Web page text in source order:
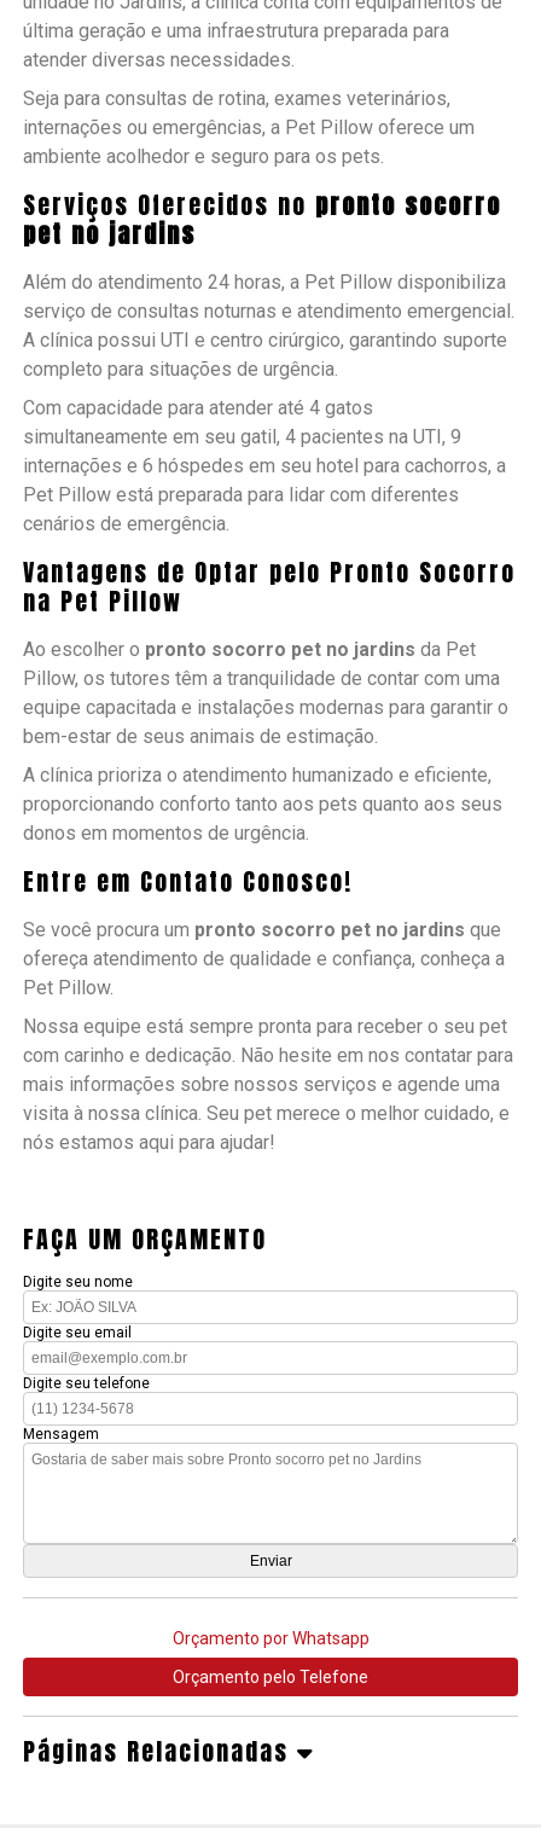
última geração e uma infraestrutura preparada para
atender diversas necessidades.
Seja para consultas de rotina, exames veterinários,
internações ou emergências, a Pet Pillow oferece um
ambiente acolhedor e seguro para os pets.
Serviços Oferecidos no pronto socorro
pet no jardins
Além do atendimento 24 horas, a Pet Pillow disponibiliza
serviço de consultas noturnas e atendimento emergencial.
A clínica possui UTI e centro cirúrgico, garantindo suporte
completo para situações de urgência.
Com capacidade para atender até 4 gatos
simultaneamente em seu gatil, 4 pacientes na UTI, 9
internações e 6 hóspedes em seu hotel para cachorros, a
Pet Pillow está preparada para lidar com diferentes
cenários de emergência.
Vantagens de Optar pelo Pronto Socorro
na Pet Pillow
Ao escolher o pronto socorro pet no jardins da Pet
Pillow, os tutores têm a tranquilidade de contar com uma
equipe capacitada e instalações modernas para garantir o
bem-estar de seus animais de estimação.
A clínica prioriza o atendimento humanizado e eficiente,
proporcionando conforto tanto aos pets quanto aos seus
donos em momentos de urgência.
Entre em Contato Conosco!
Se você procura um pronto socorro pet no jardins que
ofereça atendimento de qualidade e confiança, conheça a
Pet Pillow.
Nossa equipe está sempre pronta para receber o seu pet
com carinho e dedicação. Não hesite em nos contatar para
mais informações sobre nossos serviços e agende uma
visita à nossa clínica. Seu pet merece o melhor cuidado, e
nós estamos aqui para ajudar!
FAÇA UM ORÇAMENTO
Digite seu nome
Digite seu email
Digite seu telefone
Mensagem
Orçamento por Whatsapp
Orçamento pelo Telefone
Páginas Relacionadas